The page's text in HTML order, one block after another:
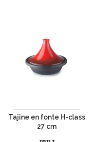
Tajine en fonte H-class
27 cm